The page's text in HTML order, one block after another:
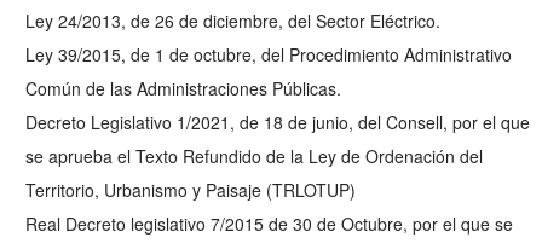
Ley 24/2013, de 26 de diciembre, del Sector Eléctrico.
Ley 39/2015, de 1 de octubre, del Procedimiento Administrativo
Común de las Administraciones Públicas.
Decreto Legislativo 1/2021, de 18 de junio, del Consell, por el que
se aprueba el Texto Refundido de la Ley de Ordenación del
Territorio, Urbanismo y Paisaje (TRLOTUP)
Real Decreto legislativo 7/2015 de 30 de Octubre, por el que se